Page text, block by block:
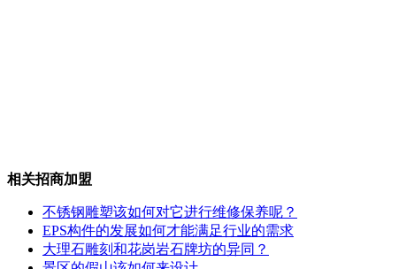
相关招商加盟
不锈钢雕塑该如何对它进行维修保养呢？
EPS构件的发展如何才能满足行业的需求
大理石雕刻和花岗岩石牌坊的异同？